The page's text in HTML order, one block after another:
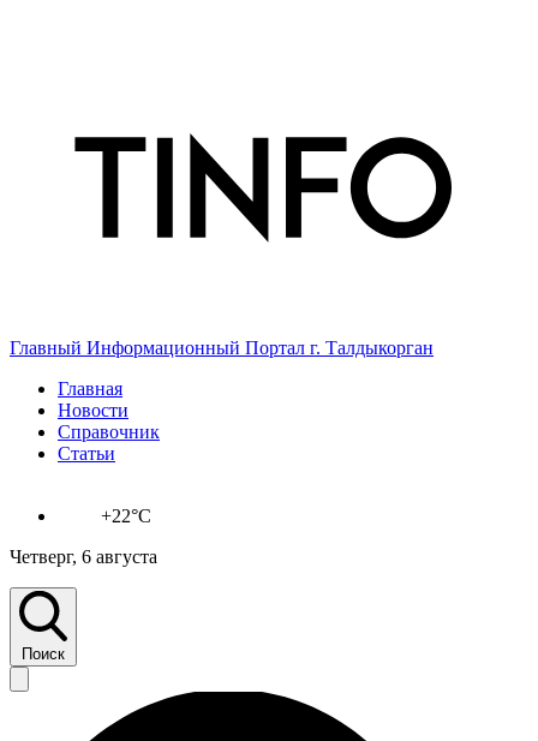
Главный Информационный Портал г. Талдыкорган
Главная
Новости
Справочник
Статьи
+22°C
Четверг, 6 августа
Поиск